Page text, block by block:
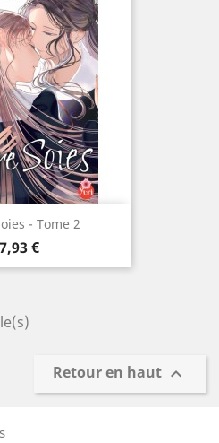
- Tome 2
Prix
7,93 €
Retour en haut 